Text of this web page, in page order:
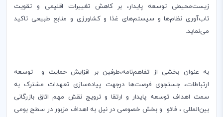
زیست‌محیطی توسعه پایدار، بر کاهش تغییرات اقلیمی و تقویت
تاب‌آوری نظام‌ها و سیستم‌های غذا و کشاورزی و منابع طبیعی تاکید
می‌نماید.
به عنوان بخشی از تفاهم‌نامه،طرفین بر افزایش حمایت و توسعه
ارتباطات، جستجوی فرصت‌ها درجهت پیاده‌سازی تعهدات مشترک به
سمت اهداف توسعه پایدار و ارتقا و ترویج نقش مهم اتاق بازرگانی
بین‌المللی ، فائو و بخش خصوصی در نیل به اهداف مزبور در سطح بومی